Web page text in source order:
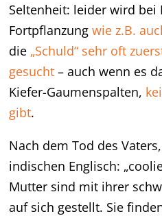
Seltenheit: leider wird bei
Fortpflanzung wie z.B.
die „Schuld“ sehr oft
gesucht – auch wenn es
Kiefer-Gaumenspalten,
gibt.
Nach dem Tod des
indischen Englisch:
Mutter sind mit ihrer
auf sich gestellt. Sie